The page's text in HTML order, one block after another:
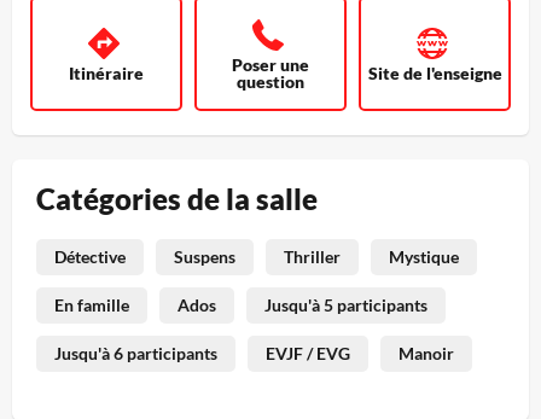
Itinéraire
Poser une
question
Site de l'enseigne
Catégories de la salle
Détective Suspens Thriller Mystique
En famille Ados Jusqu'à 5 participants
Jusqu'à 6 participants EVJF / EVG Manoir